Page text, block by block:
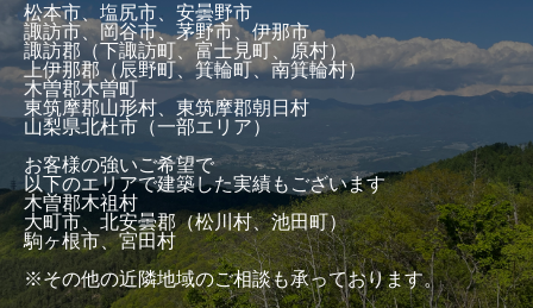
松本市、塩尻市、安曇野市
諏訪市、岡谷市、茅野市、伊那市
諏訪郡（下諏訪町、富士見町、原村）
上伊那郡（辰野町、箕輪町、南箕輪村）
木曽郡木曽町
東筑摩郡山形村、東筑摩郡朝日村
山梨県北杜市（一部エリア）
お客様の強いご希望で
以下のエリアで建築した実績もございます
木曽郡木祖村
大町市、北安曇郡（松川村、池田町）
駒ヶ根市、宮田村
※その他の近隣地域のご相談も承っております。